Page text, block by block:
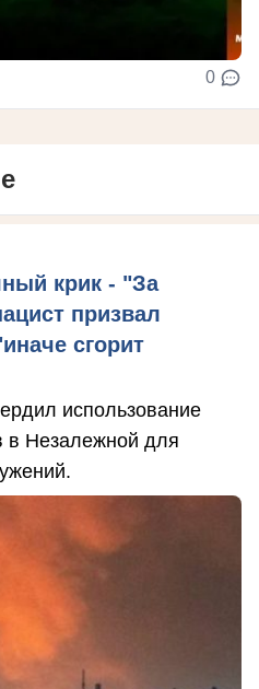
0
крик - "За
призвал
сгорит
использование
в Незалежной для